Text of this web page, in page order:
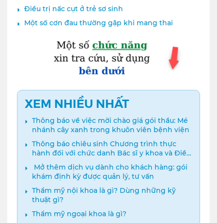
Điều trị nấc cụt ở trẻ sơ sinh
Một số cơn đau thường gặp khi mang thai
XEM NHIỀU NHẤT
Thông báo về việc mời chào giá gói thầu: Mé
nhánh cây xanh trong khuôn viên bệnh viện
Thông báo chiêu sinh Chương trình thực
hành đối với chức danh Bác sĩ y khoa và Điều
dưỡng năm 2024
️ Mở thêm dịch vụ dành cho khách hàng: gói
khám định kỳ được quản lý, tư vấn
Thẩm mỹ nội khoa là gì? Dùng những kỹ
thuật gì?
Thẩm mỹ ngoại khoa là gì?